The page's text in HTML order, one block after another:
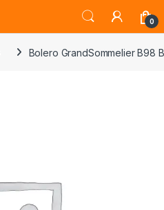
0
Bolero GrandSommelier B98